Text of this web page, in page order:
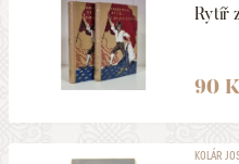
Rytíř
90
KOLÁR